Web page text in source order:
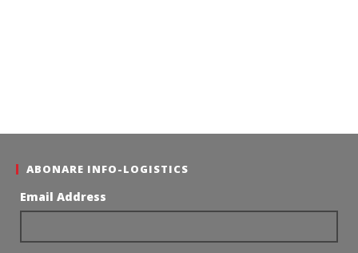
ABONARE INFO-LOGISTICS
Email Address